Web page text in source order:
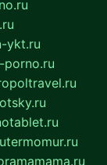
ykt.ru
porno.ru
termomur.ru